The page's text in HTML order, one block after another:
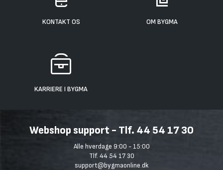
KONTAKT OS OM BYGMA
KARRIERE I BYGMA
Webshop support - Tlf. 44 54 17 30
Alle hverdage 9:00 - 15:00
Tlf. 44 54 17 30
support@bygmaonline.dk